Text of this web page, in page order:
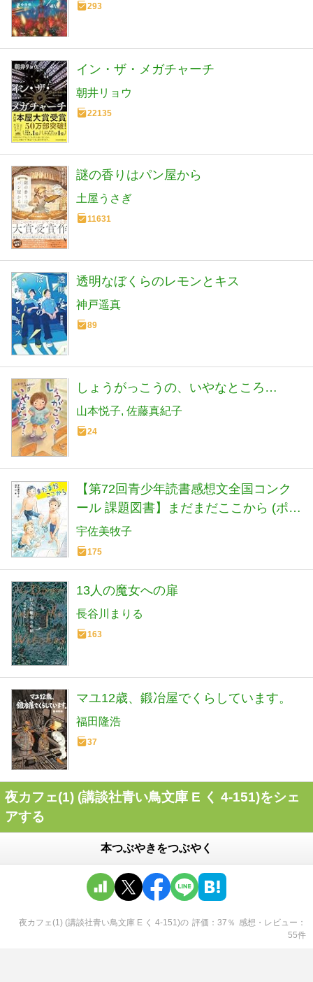
293
イン・ザ・メガチャーチ
朝井リョウ
22135
謎の香りはパン屋から
土屋うさぎ
11631
透明なぼくらのレモンとキス
神戸遥真
89
しょうがっこうの、いやなところ…
山本悦子 佐藤真紀子
24
【第72回青少年読書感想文全国コンク
ール 課題図書】まだまだここから (ポプ
ラ物語館 94)
宇佐美牧子
175
13人の魔女への扉
長谷川まりる
163
マユ12歳、鍛冶屋でくらしています。
福田隆浩
37
夜カフェ(1) (講談社青い鳥文庫 E く 4-151)をシェ
アする
本つぶやきをつぶやく
夜カフェ(1) (講談社青い鳥文庫 E く 4-151)の 評価 37 ％ 感想・レビュー
55件